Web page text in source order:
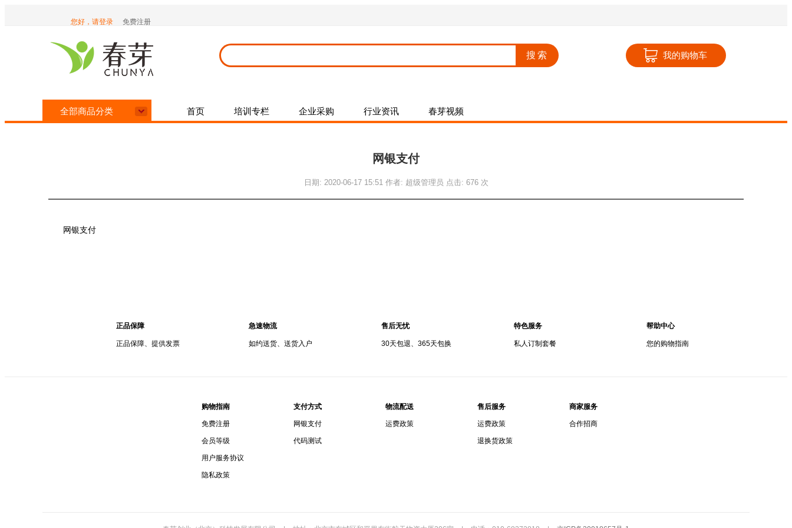
您好，请登录 免费注册
搜索 我的购物车
首页 培训专栏 企业采购 行业资讯 春芽视频
全部商品分类
网银支付
日期: 2020-06-17 15:51 作者: 超级管理员 点击: 676 次
网银支付
正品保障
正品保障、提供发票
急速物流
如约送货、送货入户
售后无忧
30天包退、365天包换
特色服务
私人订制套餐
帮助中心
您的购物指南
购物指南
免费注册
会员等级
用户服务协议
隐私政策
支付方式
网银支付
代码测试
物流配送
运费政策
售后服务
运费政策
退换货政策
商家服务
合作招商